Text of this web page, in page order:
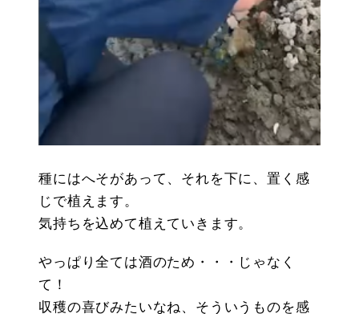
種にはへそがあって、それを下に、置く感
じで植えます。
気持ちを込めて植えていきます。
やっぱり全ては酒のため・・・じゃなく
て！
収穫の喜びみたいなね、そういうものを感